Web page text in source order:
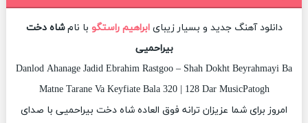
دانلود آهنگ جدید و بسیار زیبایابراهیم راستگو با نامشاه دخت
بیراحمیی
Danlod Ahanage Jadid Ebrahim Rastgoo – Shah Dokht Beyrahmayi Ba
Matne Tarane Va Keyfiate Bala 320 | 128 Dar MusicPatogh
امروز برای شما عزیزان ترانه فوق العاده شاه دخت بیراحمیی با صدای